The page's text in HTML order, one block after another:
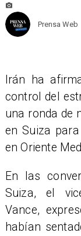
Prensa Web
Irán ha
control del
una ronda de
en Suiza
en Oriente
En las
Suiza, el
Vance,
habían